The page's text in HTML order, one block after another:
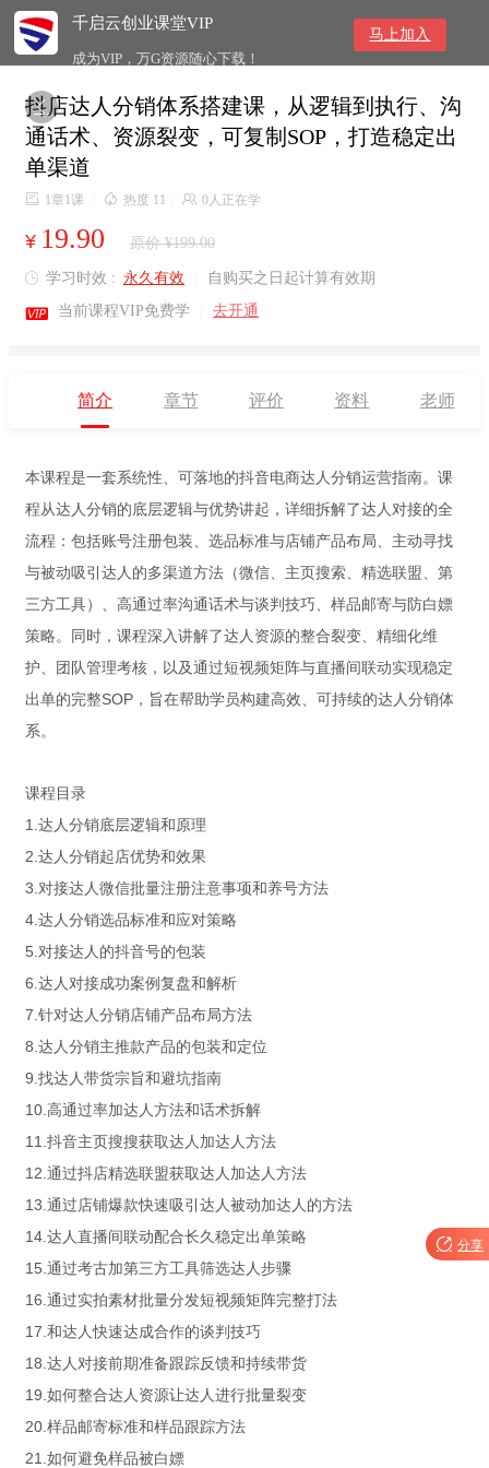
千启云创业课堂VIP
成为VIP，万G资源随心下载！
马上加入

抖店达人分销体系搭建课，从逻辑到执行、沟
通话术、资源裂变，可复制SOP，打造稳定出
单渠道
 1章1课  热度 11  0人正在学
¥ 19.90 原价 ¥199.00
 学习时效 : 永久有效 自购买之日起计算有效期
 当前课程VIP免费学 去开通
简介 章节 评价 资料 老师
本课程是一套系统性、可落地的抖音电商达人分销运营指南。课
程从达人分销的底层逻辑与优势讲起，详细拆解了达人对接的全
流程：包括账号注册包装、选品标准与店铺产品布局、主动寻找
与被动吸引达人的多渠道方法（微信、主页搜索、精选联盟、第
三方工具）、高通过率沟通话术与谈判技巧、样品邮寄与防白嫖
策略。同时，课程深入讲解了达人资源的整合裂变、精细化维
护、团队管理考核，以及通过短视频矩阵与直播间联动实现稳定
出单的完整SOP，旨在帮助学员构建高效、可持续的达人分销体
系。
课程目录
1.达人分销底层逻辑和原理
2.达人分销起店优势和效果
3.对接达人微信批量注册注意事项和养号方法
4.达人分销选品标准和应对策略
5.对接达人的抖音号的包装
6.达人对接成功案例复盘和解析
7.针对达人分销店铺产品布局方法
8.达人分销主推款产品的包装和定位
9.找达人带货宗旨和避坑指南
10.高通过率加达人方法和话术拆解
11.抖音主页搜搜获取达人加达人方法
12.通过抖店精选联盟获取达人加达人方法
13.通过店铺爆款快速吸引达人被动加达人的方法
14.达人直播间联动配合长久稳定出单策略
15.通过考古加第三方工具筛选达人步骤
16.通过实拍素材批量分发短视频矩阵完整打法
17.和达人快速达成合作的谈判技巧
18.达人对接前期准备跟踪反馈和持续带货
19.如何整合达人资源让达人进行批量裂变
20.样品邮寄标准和样品跟踪方法
21.如何避免样品被白嫖
 分享